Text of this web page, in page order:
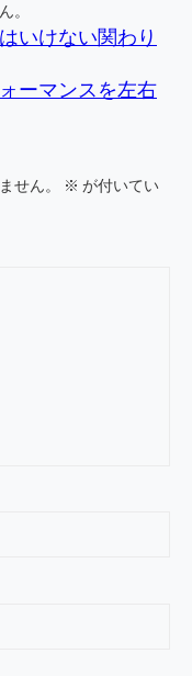
。
いけない関わり
ーマンスを左右
せん。 ※ が付いてい